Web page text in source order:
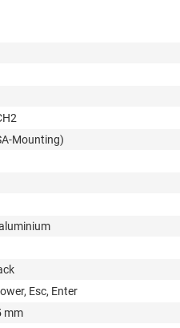
Mounting)
Esc, Enter
mm